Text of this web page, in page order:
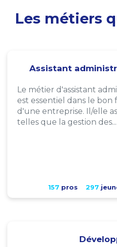
Les métiers
Assistant
Le métier d'assistant
est essentiel dans le
d'une entreprise. Il/elle
telles que la gestion des...
157pros 297